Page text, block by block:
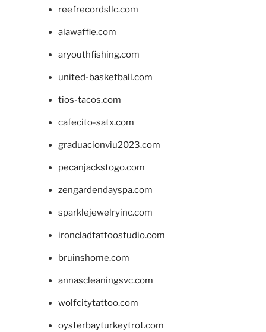
reefrecordsllc.com
alawaffle.com
aryouthfishing.com
united-basketball.com
tios-tacos.com
cafecito-satx.com
graduacionviu2023.com
pecanjackstogo.com
zengardendayspa.com
sparklejewelryinc.com
ironcladtattoostudio.com
bruinshome.com
annascleaningsvc.com
wolfcitytattoo.com
oysterbayturkeytrot.com